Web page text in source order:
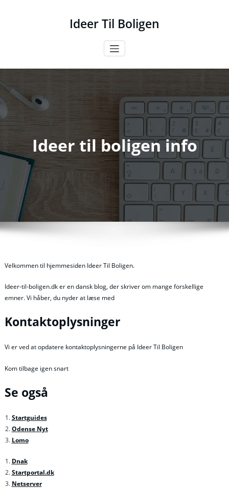
Ideer Til Boligen
Ideer til boligen info
Velkommen til hjemmesiden Ideer Til Boligen.
Ideer-til-boligen.dk er en dansk blog, der skriver om mange forskellige
emner. Vi håber, du nyder at læse med
Kontaktoplysninger
Vi er ved at opdatere kontaktoplysningerne på Ideer Til Boligen
Kom tilbage igen snart
Se også
Startguides
Odense Nyt
Lomo
Dnak
Startportal.dk
Netserver